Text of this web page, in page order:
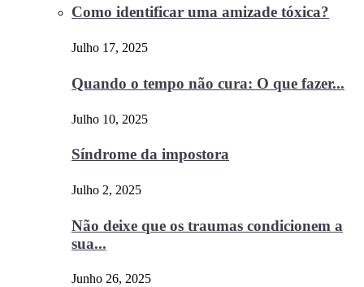
Como identificar uma amizade tóxica?
Julho 17, 2025
Quando o tempo não cura: O que fazer...
Julho 10, 2025
Síndrome da impostora
Julho 2, 2025
Não deixe que os traumas condicionem a
sua...
Junho 26, 2025